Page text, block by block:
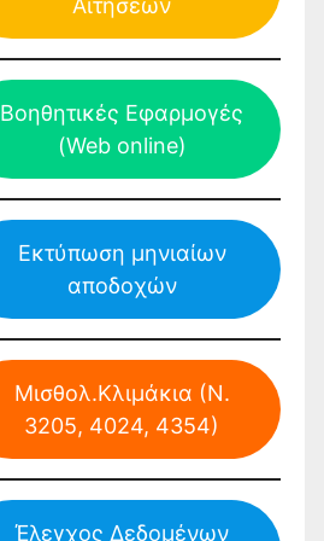
Αιτήσεων
Βοηθητικές Εφαρμογές
(Web online)
Εκτύπωση μηνιαίων
αποδοχών
Μισθολ.Κλιμάκια (Ν.
3205, 4024, 4354)
Έλεγχος Δεδομένων